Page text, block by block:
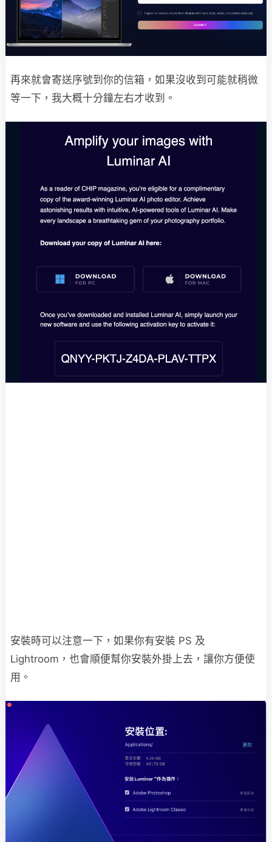
再來就會寄送序號到你的信箱，如果沒收到可能就稍微
等一下，我大概十分鐘左右才收到。
安裝時可以注意一下，如果你有安裝 PS 及
Lightroom，也會順便幫你安裝外掛上去，讓你方便使
用。